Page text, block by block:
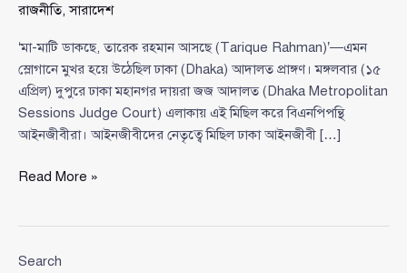
রাজনীতি,সারাদেশ
‘মা-মাটি ডাকছে, তারেক রহমান আসছে (Tarique Rahman)’—এমন
স্লোগানে মুখর হয়ে উঠেছিল ঢাকা (Dhaka) আদালত প্রাঙ্গণ। মঙ্গলবার (১৫
এপ্রিল) দুপুরে ঢাকা মহানগর দায়রা জজ আদালত (Dhaka Metropolitan
Sessions Judge Court) এলাকায় এই মিছিল করে বিএনপিপন্থি
আইনজীবীরা। আইনজীবীদের নেতৃত্বে মিছিল ঢাকা আইনজীবী […]
‘মা-
রহমান
Read More »
Search